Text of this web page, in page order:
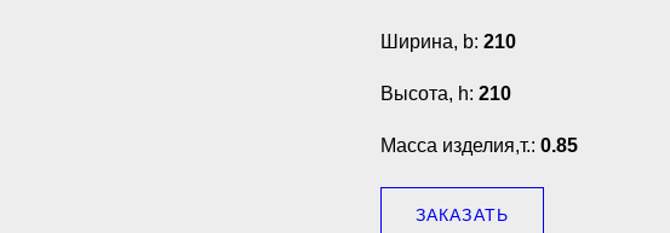
Ширина, b: 210
Высота, h: 210
Масса изделия,т.: 0.85
ЗАКАЗАТЬ